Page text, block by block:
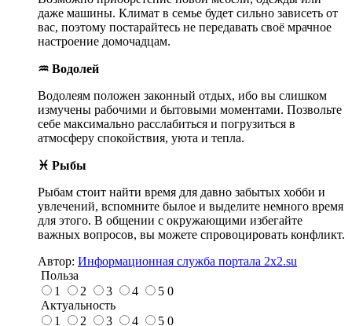
даже машины. Климат в семье будет сильно зависеть от
вас, поэтому постарайтесь не передавать своё мрачное
настроение домочадцам.
♒ Водолей
Водолеям положен законный отдых, ибо вы слишком
измучены рабочими и бытовыми моментами. Позвольте
себе максимально расслабиться и погрузиться в
атмосферу спокойствия, уюта и тепла.
♓ Рыбы
Рыбам стоит найти время для давно забытых хобби и
увлечений, вспомните былое и выделите немного время
для этого. В общении с окружающими избегайте
важных вопросов, вы можете спровоцировать конфликт.
Автор: Информационная служба портала 2x2.su
Польза
1
2 3 4 5 0
Актуальность
1
2 3 4 5 0